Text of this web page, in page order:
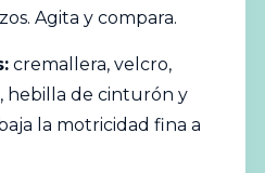
Agita y compara.
cremallera, velcro,
hebilla de cinturón y
la motricidad fina a